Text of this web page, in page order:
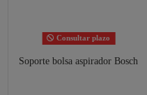
Consultar plazo
Soporte bolsa aspirador Bosch